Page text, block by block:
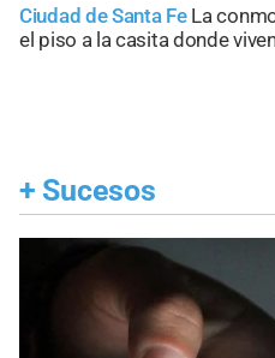
Ciudad de Santa Fe La
el piso a la casita donde
+ Sucesos